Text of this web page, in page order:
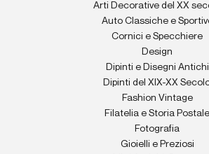
Arti Decorative del XX
Auto Classiche e
Cornici e Specchiere
Design
Dipinti e Disegni Antichi
Dipinti del XIX-XX
Fashion Vintage
Filatelia e Storia Postale
Fotografia
Gioielli e Preziosi